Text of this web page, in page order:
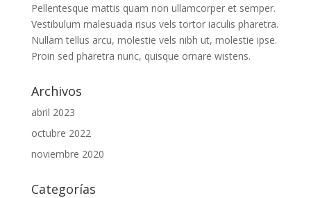
Pellentesque mattis quam non ullamcorper et semper.
Vestibulum malesuada risus vels tortor iaculis pharetra.
Nullam tellus arcu, molestie vels nibh ut, molestie ipse.
Proin sed pharetra nunc, quisque ornare wistens.
Archivos
abril 2023
octubre 2022
noviembre 2020
Categorías